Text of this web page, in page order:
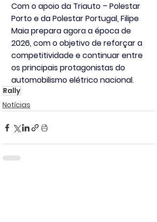
Com o apoio da Triauto – Polestar
Porto e da Polestar Portugal, Filipe
Maia prepara agora a época de
2026, com o objetivo de reforçar a
competitividade e continuar entre
os principais protagonistas do
automobilismo elétrico nacional.
Rally
Notícias